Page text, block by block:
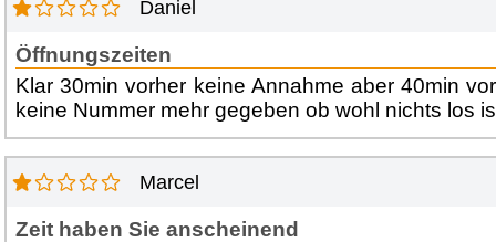
Daniel
Öffnungszeiten
Klar 30min vorher keine Annahme aber 40min
keine Nummer mehr gegeben ob wohl nichts los
Marcel
Zeit haben Sie anscheinend